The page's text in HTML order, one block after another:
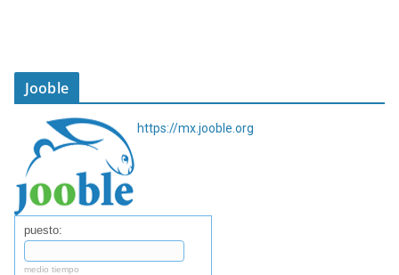
Jooble
https://mx.jooble.org
puesto:
medio tiempo